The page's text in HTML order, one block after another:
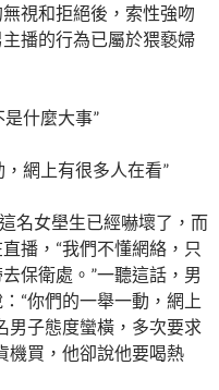
視和拒絕後，索性強吻
播的行為已屬於猥褻婦
什麼大事”
網上有很多人在看”
名女壆生已經嚇壞了，而
播，“我們不懂網絡，只
保衛處。”一聽這話，男
“你們的一舉一動，網上
男子態度蠻橫，多次要求
機買，他卻說他要喝熱